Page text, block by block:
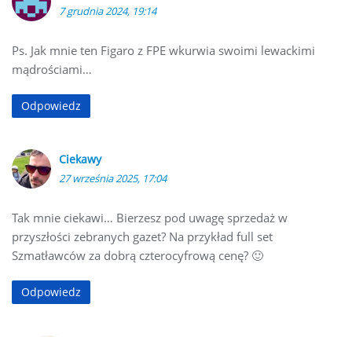
7 grudnia 2024, 19:14
Ps. Jak mnie ten Figaro z FPE wkurwia swoimi lewackimi
mądrościami…
Odpowiedz
Ciekawy
27 września 2025, 17:04
Tak mnie ciekawi… Bierzesz pod uwagę sprzedaż w
przyszłości zebranych gazet? Na przykład full set
Szmatławców za dobrą czterocyfrową cenę? 🙂
Odpowiedz